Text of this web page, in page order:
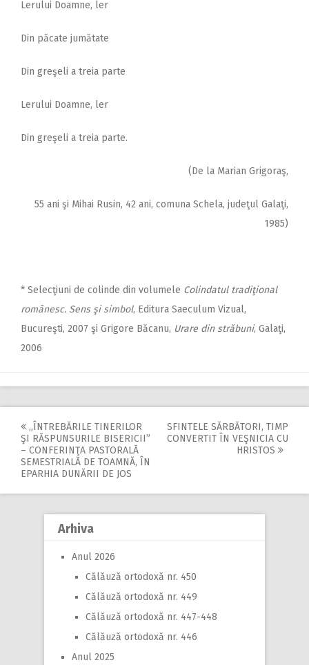
Lerului Doamne, ler
Din păcate jumătate
Din greşeli a treia parte
Lerului Doamne, ler
Din greşeli a treia parte.
(De la Marian Grigoraş,
55 ani şi Mihai Rusin, 42 ani, comuna Schela, judeţul Galaţi,
1985)
* Selecţiuni de colinde din volumele Colindatul tradiţional
românesc. Sens şi simbol, Editura Saeculum Vizual,
Bucureşti, 2007 şi Grigore Băcanu, Urare din străbuni, Galaţi,
2006
Post
navigation
,,ÎNTREBĂRILE TINERILOR
ŞI RĂSPUNSURILE BISERICII”
– CONFERINŢA PASTORALĂ
SEMESTRIALĂ DE TOAMNĂ, ÎN
EPARHIA DUNĂRII DE JOS
SFINTELE SĂRBĂTORI, TIMP
CONVERTIT ÎN VEŞNICIA CU
HRISTOS
Arhiva
Anul 2026
Călăuză ortodoxă nr. 450
Călăuză ortodoxă nr. 449
Călăuză ortodoxă nr. 447-448
Călăuză ortodoxă nr. 446
Anul 2025